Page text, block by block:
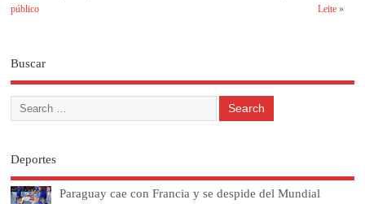
público
Leite»
Buscar
Deportes
Paraguay cae con Francia y se despide del Mundial